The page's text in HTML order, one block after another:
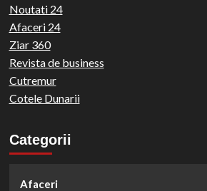
Noutati 24
Afaceri 24
Ziar 360
Revista de business
Cutremur
Cotele Dunarii
Categorii
Afaceri